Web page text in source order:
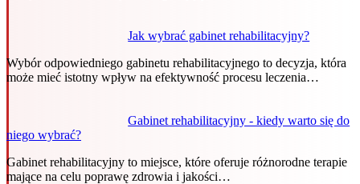
Jak wybrać gabinet rehabilitacyjny?
Wybór odpowiedniego gabinetu rehabilitacyjnego to decyzja, która
może mieć istotny wpływ na efektywność procesu leczenia…
Gabinet rehabilitacyjny - kiedy warto się do
niego wybrać?
Gabinet rehabilitacyjny to miejsce, które oferuje różnorodne terapie
mające na celu poprawę zdrowia i jakości…